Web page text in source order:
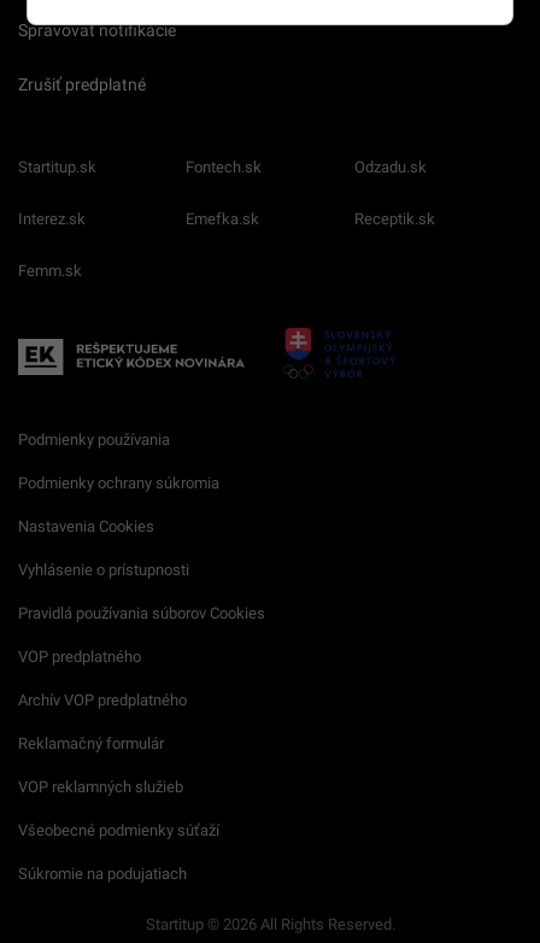
Spravovať notifikácie
Zrušiť predplatné
Startitup.sk Fontech.sk Odzadu.sk
Interez.sk Emefka.sk Receptik.sk
Femm.sk
Podmienky používania
Podmienky ochrany súkromia
Nastavenia Cookies
Vyhlásenie o prístupnosti
Pravidlá používania súborov Cookies
VOP predplatného
Archív VOP predplatného
Reklamačný formulár
VOP reklamných služieb
Všeobecné podmienky súťaží
Súkromie na podujatiach
Startitup © 2026 All Rights Reserved.